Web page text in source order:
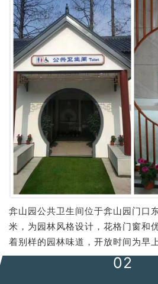
弇山园公共卫生间位于弇山园门口
米，为园林风格设计，花格门窗和
着别样的园林味道，开放时间为早
02